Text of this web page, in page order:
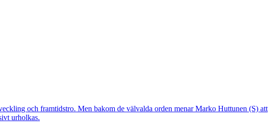
och framtidstro. Men bakom de välvalda orden menar Marko Huttunen (S) att
urholkas.